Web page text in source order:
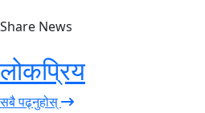
Share News
लोकप्रिय
सबै पढ्नुहोस्